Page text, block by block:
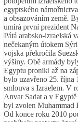
egyptského
a obsazováním země.
umírá první prezident
Pátá arabsko-izraelská
nečekaným útokem
vojska překročila
výšiny. Obě armády
Egyptu pronikl až na
bylo uzavřeno 25. října
smlouva s Izraelem. V
Anvar Sadat a v
byl zvolen Muhammad
Od konce roku 2010